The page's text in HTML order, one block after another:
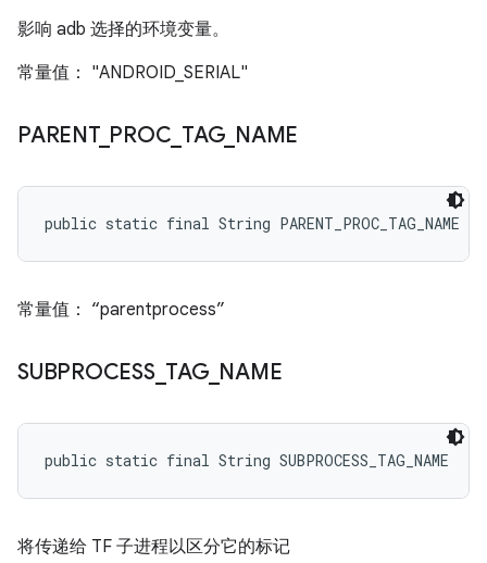
影响 adb 选择的环境变量。
常量值： "ANDROID_SERIAL"
PARENT_ PROC TAG_ NAME
public static final String PARENT_PROC_TAG_NAME
常量值： “parentprocess”
SUBPROCESS_ TAG_ NAME
public static final String SUBPROCESS_TAG_NAME
将传递给 TF 子进程以区分它的标记